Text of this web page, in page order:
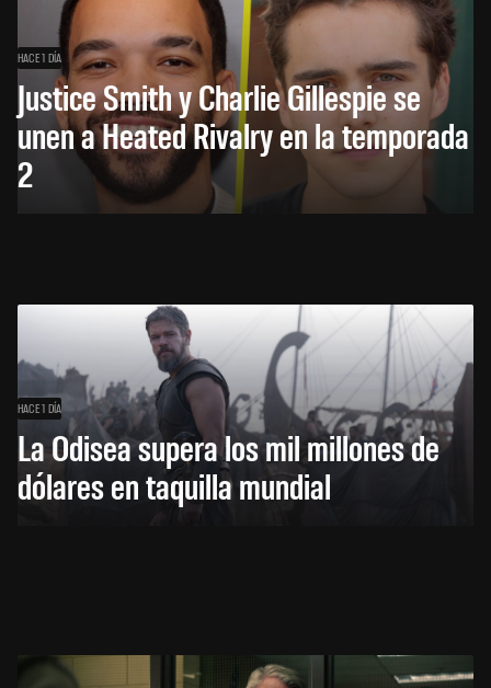
HACE 1 DÍA
Justice Smith y Charlie Gillespie se
unen a Heated Rivalry en la temporada
2
HACE 1 DÍA
La Odisea supera los mil millones de
dólares en taquilla mundial